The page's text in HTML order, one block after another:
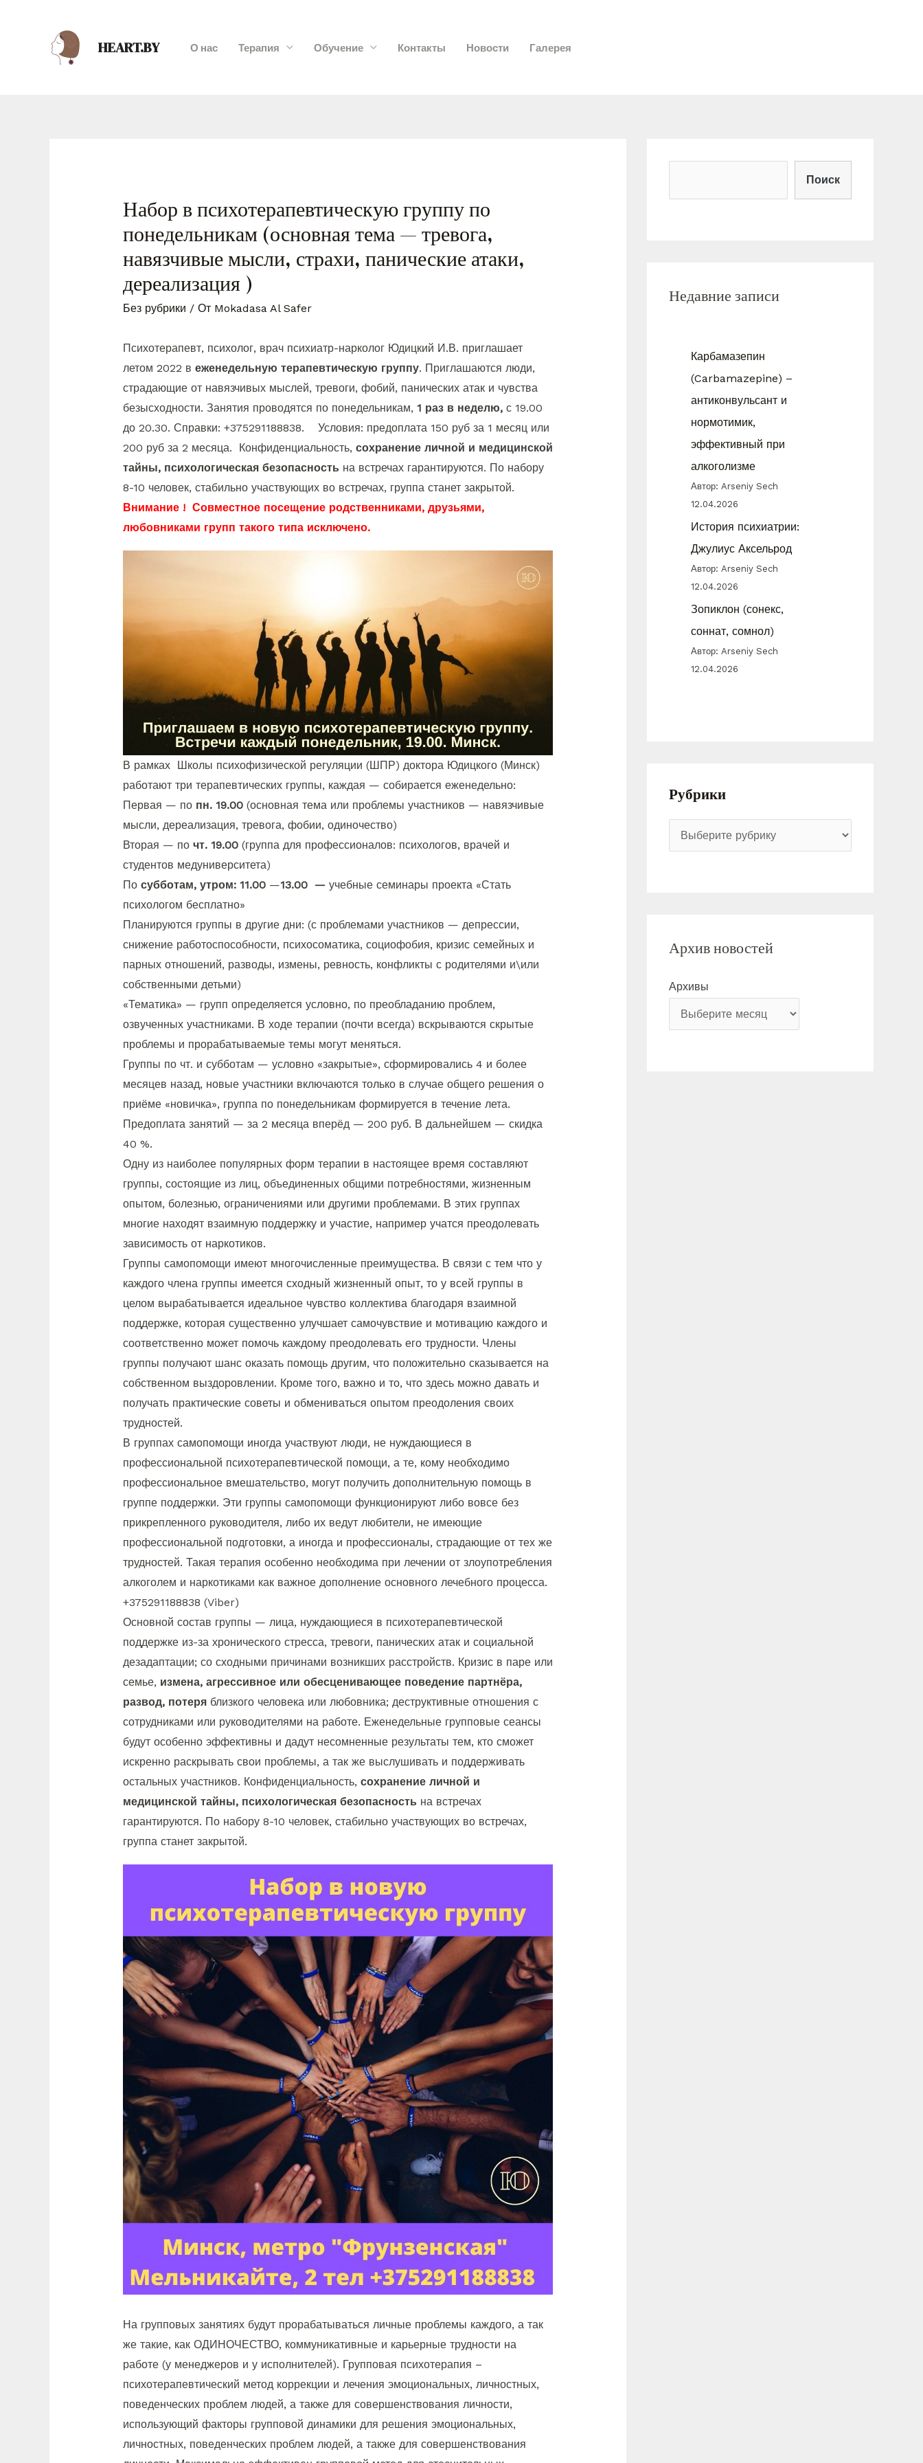
HEART.BY О нас Терапия Обучение Контакты Новости Галерея
Набор в психотерапевтическую группу по
понедельникам (основная тема — тревога,
навязчивые мысли, страхи, панические атаки,
дереализация )
Без рубрики / От Mokadasa Al Safer
Психотерапевт, психолог, врач психиатр-нарколог Юдицкий И.В. приглашает
летом 2022 в еженедельную терапевтическую группу. Приглашаются люди,
страдающие от навязчивых мыслей, тревоги, фобий, панических атак и чувства
безысходности. Занятия проводятся по понедельникам, 1 раз в неделю,с 19.00
до 20.30. Справки: +375291188838. Условия: предоплата 150 руб за 1 месяц или
200 руб за 2 месяца. Конфиденциальность, сохранение личной и медицинской
тайны, психологическая безопасность на встречах гарантируются. По набору
8-10 человек, стабильно участвующих во встречах, группа станет закрытой.
Внимание ! Совместное посещение родственниками, друзьями,
любовниками групп такого типа исключено.
В рамках Школы психофизической регуляции (ШПР) доктора Юдицкого (Минск)
работают три терапевтических группы, каждая — собирается еженедельно:
Первая — по пн. 19.00(основная тема или проблемы участников — навязчивые
мысли, дереализация, тревога, фобии, одиночество)
Вторая — по чт. 19.00 (группа для профессионалов: психологов, врачей и
студентов медуниверситета)
Посубботам, утром: 11.00—13.00 — учебные семинары проекта «Стать
психологом бесплатно»
Планируются группы в другие дни: (с проблемами участников — депрессии,
снижение работоспособности, психосоматика, социофобия, кризис семейных и
парных отношений, разводы, измены, ревность, конфликты с родителями и\или
собственными детьми)
«Тематика» — групп определяется условно, по преобладанию проблем,
озвученных участниками. В ходе терапии (почти всегда) вскрываются скрытые
проблемы и прорабатываемые темы могут меняться.
Группы по чт. и субботам — условно «закрытые», сформировались 4 и более
месяцев назад, новые участники включаются только в случае общего решения о
приёме «новичка», группа по понедельникам формируется в течение лета.
Предоплата занятий — за 2 месяца вперёд — 200 руб. В дальнейшем — скидка
40 %.
Одну из наиболее популярных форм терапии в настоящее время составляют
группы, состоящие из лиц, объединенных общими потребностями, жизненным
опытом, болезнью, ограничениями или другими проблемами. В этих группах
многие находят взаимную поддержку и участие, например учатся преодолевать
зависимость от наркотиков.
Группы самопомощи имеют многочисленные преимущества. В связи с тем что у
каждого члена группы имеется сходный жизненный опыт, то у всей группы в
целом вырабатывается идеальное чувство коллектива благодаря взаимной
поддержке, которая существенно улучшает самочувствие и мотивацию каждого и
соответственно может помочь каждому преодолевать его трудности. Члены
группы получают шанс оказать помощь другим, что положительно сказывается на
собственном выздоровлении. Кроме того, важно и то, что здесь можно давать и
получать практические советы и обмениваться опытом преодоления своих
трудностей.
В группах самопомощи иногда участвуют люди, не нуждающиеся в
профессиональной психотерапевтической помощи, а те, кому необходимо
профессиональное вмешательство, могут получить дополнительную помощь в
группе поддержки. Эти группы самопомощи функционируют либо вовсе без
прикрепленного руководителя, либо их ведут любители, не имеющие
профессиональной подготовки, а иногда и профессионалы, страдающие от тех же
трудностей. Такая терапия особенно необходима при лечении от злоупотребления
алкоголем и наркотиками как важное дополнение основного лечебного процесса.
+375291188838 (Viber)
Основной состав группы — лица, нуждающиеся в психотерапевтической
поддержке из-за хронического стресса, тревоги, панических атак и социальной
дезадаптации; со сходными причинами возникших расстройств. Кризис в паре или
семье, измена, агрессивное или обесценивающее поведение партнёра,
развод, потеряблизкого человека или любовника; деструктивные отношения с
сотрудниками или руководителями на работе. Еженедельные групповые сеансы
будут особенно эффективны и дадут несомненные результаты тем, кто сможет
искренно раскрывать свои проблемы, а так же выслушивать и поддерживать
остальных участников. Конфиденциальность, сохранение личной и
медицинской тайны, психологическая безопасность на встречах
гарантируются. По набору 8-10 человек, стабильно участвующих во встречах,
группа станет закрытой.
На групповых занятиях будут прорабатываться личные проблемы каждого, а так
же такие, как ОДИНОЧЕСТВО, коммуникативные и карьерные трудности на
работе (у менеджеров и у исполнителей). Групповая психотерапия –
психотерапевтический метод коррекции и лечения эмоциональных, личностных,
поведенческих проблем людей, а также для совершенствования личности,
использующий факторы групповой динамики для решения эмоциональных,
личностных, поведенческих проблем людей, а также для совершенствования
Поиск
Недавние записи
Карбамазепин
(Carbamazepine) –
антиконвульсант и
нормотимик,
эффективный при
алкоголизме
Автор: Arseniy Sech
12.04.2026
История психиатрии:
Джулиус Аксельрод
Автор: Arseniy Sech
12.04.2026
Зопиклон (сонекс,
соннат, сомнол)
Автор: Arseniy Sech
12.04.2026
Рубрики
Архив новостей
Архивы